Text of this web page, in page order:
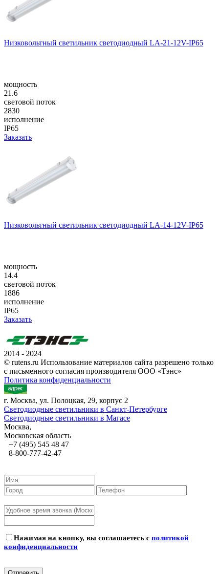
Низковольтный светильник светодиодный LA-21-12V-IP65
мощность
21.6
световой поток
2830
исполнение
IP65
Заказать
Низковольтный светильник светодиодный LA-14-12V-IP65
мощность
14.4
световой поток
1886
исполнение
IP65
Заказать
2014 - 2024
© rutens.ru Использование материалов сайта разрешено только
с письменного согласия производителя ООО «Тэнс»
Политика конфиденциальности
г. Москва, ул. Полоцкая, 29, корпус 2
Светодиодные светильники в Санкт-Петербурге
Светодиодные светильники в Магасе
Москва,
Московская область
+7 (495) 545 48 47
8-800-777-42-47
Нажимая на кнопку, вы соглашаетесь с политикой
конфиденциальности